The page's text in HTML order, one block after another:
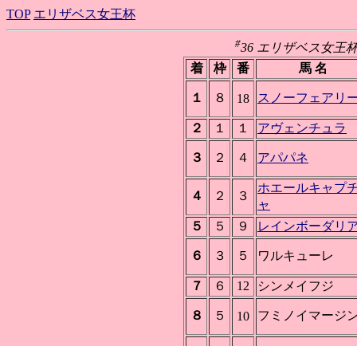
TOP エリザベス女王杯
#36 エリザベス女王
着
枠 番 馬 名
１ ８ 18 スノーフェアリ
２ １ １ アヴェンチュラ
３ ２ ４ アパパネ
４ ２ ３
ホエールキャプ
ャ
５
５ ９ レインボーダリ
６ ３ ５ ワルキューレ
７ ６ 12 シンメイフジ
８ ５ 10 フミノイマージ